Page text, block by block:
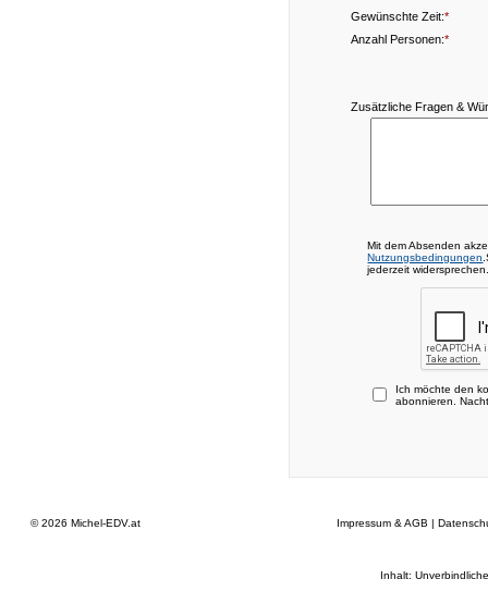
Gewünschte Zeit:*
Anzahl Personen:*
Zusätzliche Fragen &
Mit dem Absenden
Nutzungsbedingungen
jederzeit
Ich möchte den
abonnieren.
© 2026 Michel-EDV.at Impressum & AGB |
Inhalt: